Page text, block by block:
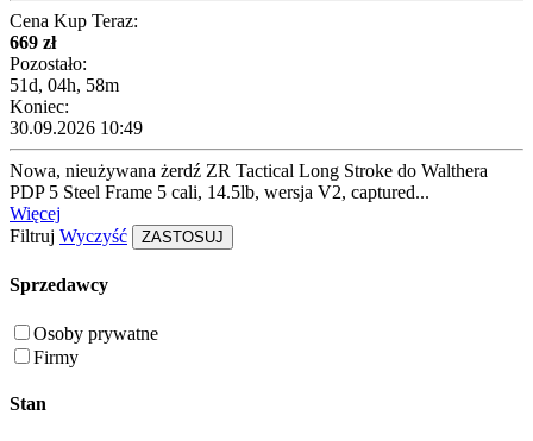
Cena Kup Teraz:
669 zł
Pozostało:
51d, 04h, 58m
Koniec:
30.09.2026 10:49
Nowa, nieużywana żerdź ZR Tactical Long Stroke do Walthera
PDP 5 Steel Frame 5 cali, 14.5lb, wersja V2, captured...
Więcej
Filtruj Wyczyść ZASTOSUJ
Sprzedawcy
Osoby prywatne
Firmy
Stan